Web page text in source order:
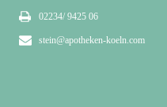
02234/ 9425 06
stein@apotheken-koeln.com